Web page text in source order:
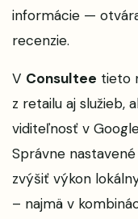
informácie —
recenzie.
V Consultee tieto
z retailu aj služieb,
viditeľnosť v
Správne
zvýšiť výkon
– najmä v